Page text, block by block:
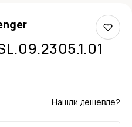
Нашли дешевле?